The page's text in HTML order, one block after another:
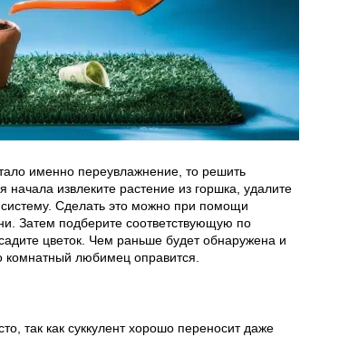
именно переувлажнение, то решить
извлеките растение из горшка, удалите
Сделать это можно при помощи
Затем подберите соответствующую по
цветок. Чем раньше будет обнаружена и
комнатный любимец оправится.
так как суккулент хорошо переносит даже